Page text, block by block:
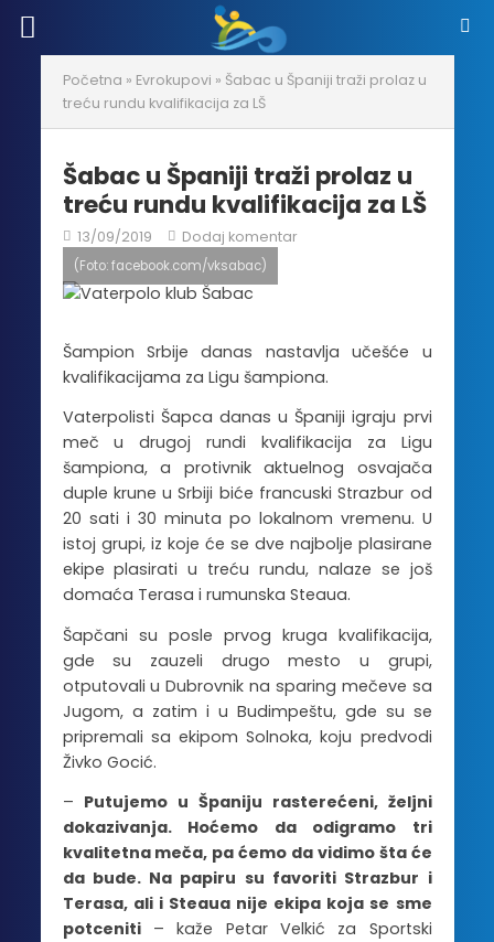
Početna » Evrokupovi » Šabac u Španiji traži prolaz u
treću rundu kvalifikacija za LŠ
Šabac u Španiji traži prolaz u
treću rundu kvalifikacija za LŠ
13/09/2019 Dodaj komentar
(Foto: facebook.com/vksabac)
Šampion Srbije danas nastavlja učešće u
kvalifikacijama za Ligu šampiona.
Vaterpolisti Šapca danas u Španiji igraju prvi
meč u drugoj rundi kvalifikacija za Ligu
šampiona, a protivnik aktuelnog osvajača
duple krune u Srbiji biće francuski Strazbur od
20 sati i 30 minuta po lokalnom vremenu. U
istoj grupi, iz koje će se dve najbolje plasirane
ekipe plasirati u treću rundu, nalaze se još
domaća Terasa i rumunska Steaua.
Šapčani su posle prvog kruga kvalifikacija,
gde su zauzeli drugo mesto u grupi,
otputovali u Dubrovnik na sparing mečeve sa
Jugom, a zatim i u Budimpeštu, gde su se
pripremali sa ekipom Solnoka, koju predvodi
Živko Gocić.
– Putujemo u Španiju rasterećeni, željni
dokazivanja. Hoćemo da odigramo tri
kvalitetna meča, pa ćemo da vidimo šta će
da bude. Na papiru su favoriti Strazbur i
Terasa, ali i Steaua nije ekipa koja se sme
potceniti– kaže Petar Velkić za Sportski